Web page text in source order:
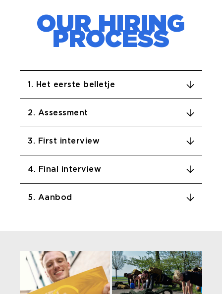
OUR HIRING
PROCESS
1. Het eerste belletje
2. Assessment
3. First interview
4. Final interview
5. Aanbod